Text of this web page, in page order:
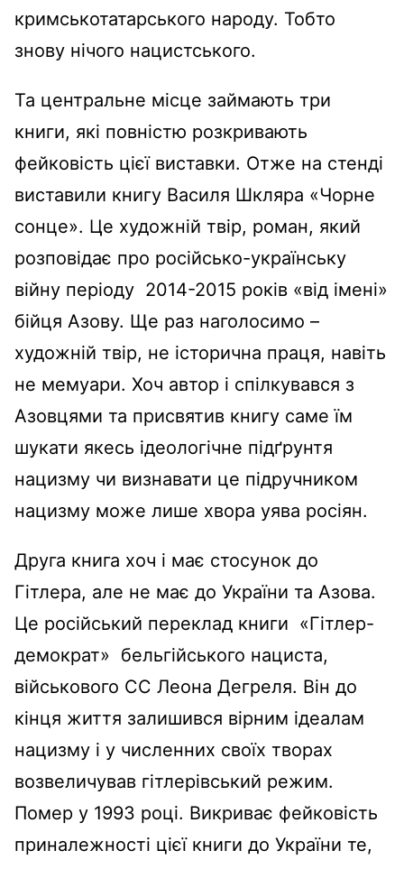
кримськотатарського народу. Тобто
знову нічого нацистського.
Та центральне місце займають три
книги, які повністю розкривають
фейковість цієї виставки. Отже на стенді
виставили книгу Василя Шкляра «Чорне
сонце». Це художній твір, роман, який
розповідає про російсько-українську
війну періоду 2014-2015 років «від імені»
бійця Азову. Ще раз наголосимо –
художній твір, не історична праця, навіть
не мемуари. Хоч автор і спілкувався з
Азовцями та присвятив книгу саме їм
шукати якесь ідеологічне підґрунтя
нацизму чи визнавати це підручником
нацизму може лише хвора уява росіян.
Друга книга хоч і має стосунок до
Гітлера, але не має до України та Азова.
Це російський переклад книги «Гітлер-
демократ» бельгійського нациста,
військового СС Леона Дегреля. Він до
кінця життя залишився вірним ідеалам
нацизму і у численних своїх творах
возвеличував гітлерівський режим.
Помер у 1993 році. Викриває фейковість
приналежності цієї книги до України те,